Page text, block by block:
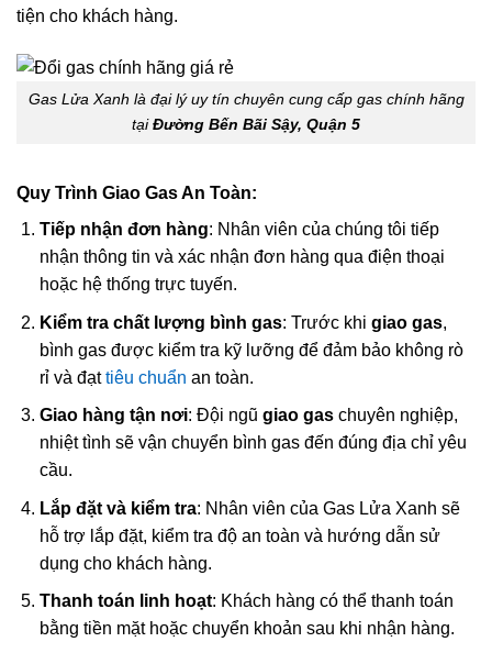
tiện cho khách hàng.
Gas Lửa Xanh là đại lý uy tín chuyên cung cấp gas chính hãng
tạiĐường Bến Bãi Sậy, Quận 5
Quy Trình Giao Gas An Toàn:
Tiếp nhận đơn hàng: Nhân viên của chúng tôi tiếp
nhận thông tin và xác nhận đơn hàng qua điện thoại
hoặc hệ thống trực tuyến.
Kiểm tra chất lượng bình gas: Trước khi giao gas,
bình gas được kiểm tra kỹ lưỡng để đảm bảo không rò
rỉ và đạttiêu chuẩn an toàn.
Giao hàng tận nơi: Đội ngũ giao gaschuyên nghiệp,
nhiệt tình sẽ vận chuyển bình gas đến đúng địa chỉ yêu
cầu.
Lắp đặt và kiểm tra: Nhân viên của Gas Lửa Xanh sẽ
hỗ trợ lắp đặt, kiểm tra độ an toàn và hướng dẫn sử
dụng cho khách hàng.
Thanh toán linh hoạt: Khách hàng có thể thanh toán
bằng tiền mặt hoặc chuyển khoản sau khi nhận hàng.